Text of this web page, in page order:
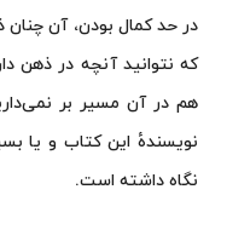
در حد کمال بودن، آن
که نتوانید آنچه در ذهن
هم در آن مسیر بر
نویسندهٔ این کتاب و یا
نگاه داشته است.